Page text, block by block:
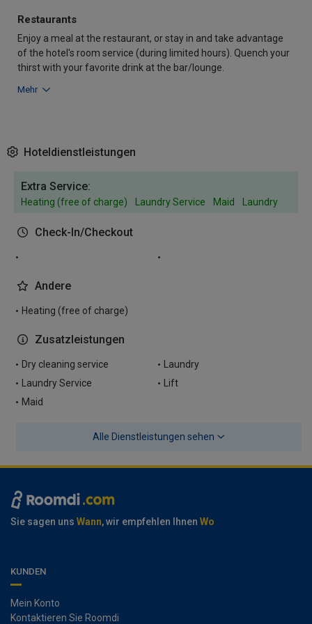
Restaurants
Enjoy a meal at the restaurant, or stay in and take advantage
of the hotel's room service (during limited hours). Quench your
thirst with your favorite drink at the bar/lounge.
Mehr
Hoteldienstleistungen
Extra Service:
Heating (free of charge) Laundry Service Maid Laundry
Check-In/Checkout
Andere
Heating (free of charge)
Zusatzleistungen
Dry cleaning service
Laundry
Laundry Service
Lift
Maid
Alle Dienstleistungen sehen
Sie sagen uns Wann, wir empfehlen Ihnen Wo
KUNDEN
Mein Konto
Kontaktieren Sie Roomdi